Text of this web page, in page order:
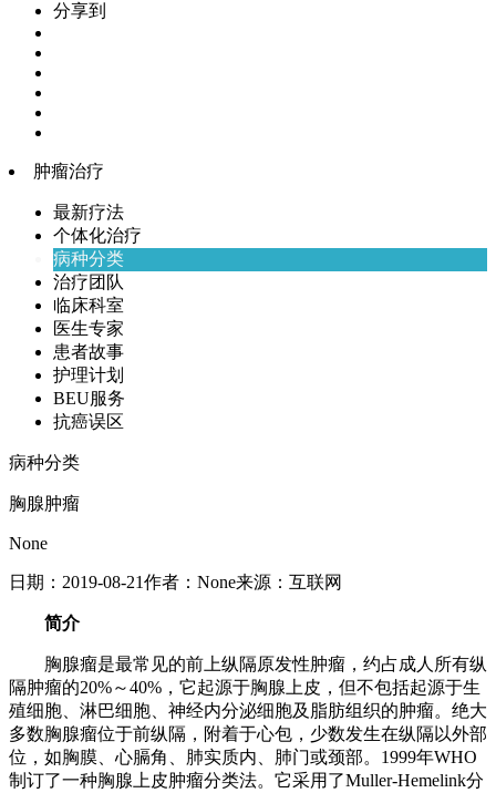
分享到
肿瘤治疗
最新疗法
个体化治疗
病种分类
治疗团队
临床科室
医生专家
患者故事
护理计划
BEU服务
抗癌误区
病种分类
胸腺肿瘤
None
日期： 2019-08-21作者： None来源： 互联网
简介
胸腺瘤是最常见的前上纵隔原发性肿瘤，约占成人所有纵
隔肿瘤的20%～40%，它起源于胸腺上皮，但不包括起源于生
殖细胞、淋巴细胞、神经内分泌细胞及脂肪组织的肿瘤。绝大
多数胸腺瘤位于前纵隔，附着于心包，少数发生在纵隔以外部
位，如胸膜、心膈角、肺实质内、肺门或颈部。1999年WHO
制订了一种胸腺上皮肿瘤分类法。它采用了Muller-Hemelink分